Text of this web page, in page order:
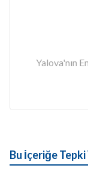
Yalova'nın
Bu İçeriğe